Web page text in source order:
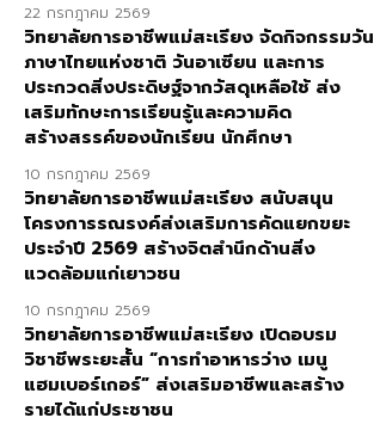
22 กรกฎาคม 2569
วิทยาลัยการอาชีพแม่สะเรียง จัดกิจกรรมวัน
ภาษาไทยแห่งชาติ วันอาเซียน และการ
ประกวดสิ่งประดิษฐ์จากวัสดุเหลือใช้ ส่ง
เสริมทักษะการเรียนรู้และความคิด
สร้างสรรค์ของนักเรียน นักศึกษา
10 กรกฎาคม 2569
วิทยาลัยการอาชีพแม่สะเรียง สนับสนุน
โครงการรณรงค์ส่งเสริมการคัดแยกขยะ
ประจำปี 2569 สร้างจิตสำนึกด้านสิ่ง
แวดล้อมแก่เยาวชน
10 กรกฎาคม 2569
วิทยาลัยการอาชีพแม่สะเรียง เปิดอบรม
วิชาชีพระยะสั้น “การทำอาหารว่าง เมนู
แฮมเบอร์เกอร์” ส่งเสริมอาชีพและสร้าง
รายได้แก่ประชาชน